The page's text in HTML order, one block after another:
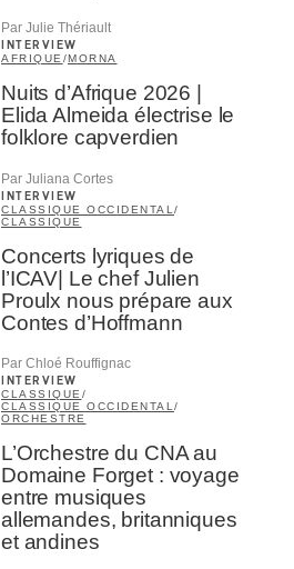
Par Julie Thériault
INTERVIEW
AFRIQUE /MORNA
Nuits d’Afrique 2026 |
Elida Almeida électrise le
folklore capverdien
Par Juliana Cortes
INTERVIEW
CLASSIQUE OCCIDENTAL /
CLASSIQUE
Concerts lyriques de
l’ICAV| Le chef Julien
Proulx nous prépare aux
Contes d’Hoffmann
Par Chloé Rouffignac
INTERVIEW
CLASSIQUE /
CLASSIQUE OCCIDENTAL /
ORCHESTRE
L’Orchestre du CNA au
Domaine Forget : voyage
entre musiques
allemandes, britanniques
et andines